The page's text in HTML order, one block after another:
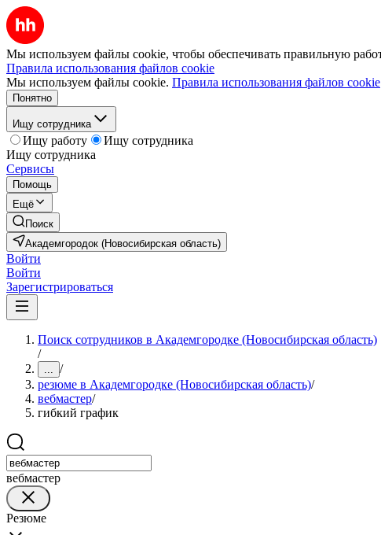
Мы используем файлы cookie, чтобы обеспечивать правильную
Правила использования файлов cookie
Мы используем файлы cookie. Правила использования файлов cookie
Понятно
Ищу сотрудника
Ищу работу
Ищу сотрудника
Ищу сотрудника
Сервисы
Помощь
Ещё
Поиск
Академгородок (Новосибирская область)
Войти
Войти
Зарегистрироваться
Поиск сотрудников в Академгородке (Новосибирская область)
/
... /
резюме в Академгородке (Новосибирская область)/
вебмастер/
гибкий график
вебмастер
Резюме